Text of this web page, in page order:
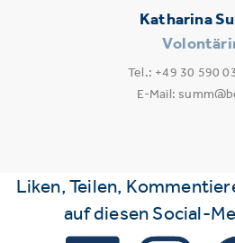
Katharina
Tel.: +49 30 590
E-Mail:
Liken, Teilen,
auf diesen Social-